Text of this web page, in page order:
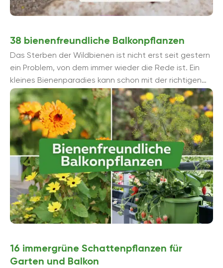
38 bienenfreundliche Balkonpflanzen
Das Sterben der Wildbienen ist nicht erst seit gestern
ein Problem, von dem immer wieder die Rede ist. Ein
kleines Bienenparadies kann schon mit der richtigen
Auswahl von bienenfreundlichen Balkonpflanzen ...
16 immergrüne Schattenpflanzen für
Garten und Balkon